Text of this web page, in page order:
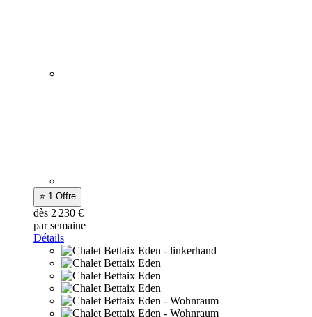
⭐ 1 Offre
dès 2 230 €
par semaine
Détails